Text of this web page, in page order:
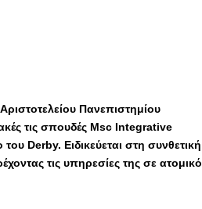
Πανεπιστημίου
τις σπουδές Msc Integrative
Derby. Ειδικεύεται στη συνθετική
τις υπηρεσίες της σε ατομικό